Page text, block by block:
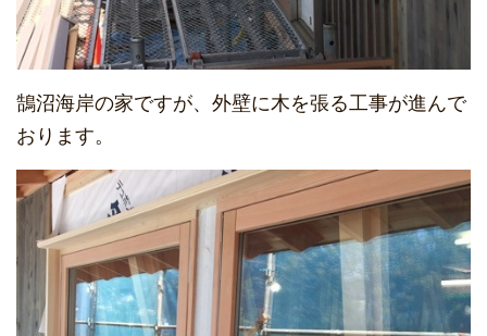
鵠沼海岸の家ですが、外壁に木を張る工事が進んで
おります。